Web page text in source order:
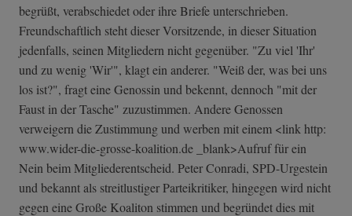
begrüßt, verabschiedet oder ihre Briefe unterschrieben.
Freundschaftlich steht dieser Vorsitzende, in dieser Situation
jedenfalls, seinen Mitgliedern nicht gegenüber. "Zu viel 'Ihr'
und zu wenig 'Wir'", klagt ein anderer. "Weiß der, was bei uns
los ist?", fragt eine Genossin und bekennt, dennoch "mit der
Faust in der Tasche" zuzustimmen. Andere Genossen
verweigern die Zustimmung und werben mit einem <link http:
www.wider-die-g­rosse-koalition­.de _blank>Aufruf für ein
Nein beim Mitgliederentscheid. Peter Conradi, SPD-Urgestein
und bekannt als streitlustiger Parteikritiker, hingegen wird nicht
gegen eine Große Koaliton stimmen und begründet dies mit